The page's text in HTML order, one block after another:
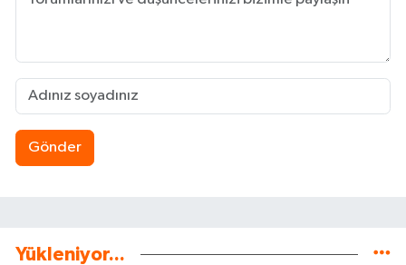
Gönder
Yükleniyor...